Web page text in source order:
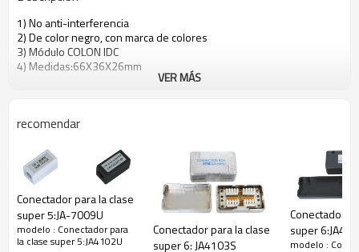
1) No anti-interferencia
2) De color negro, con marca de colores
3) Módulo COLON IDC
4) Medidas:66X36X26mm
VER MÁS
recomendar
Conectador para la clase
super 5:JA-7009U
modelo : Conectador para
la clase super 5:JA4102U
Conectador para la clase
super 6: JA4103S
Conectador
super
modelo :